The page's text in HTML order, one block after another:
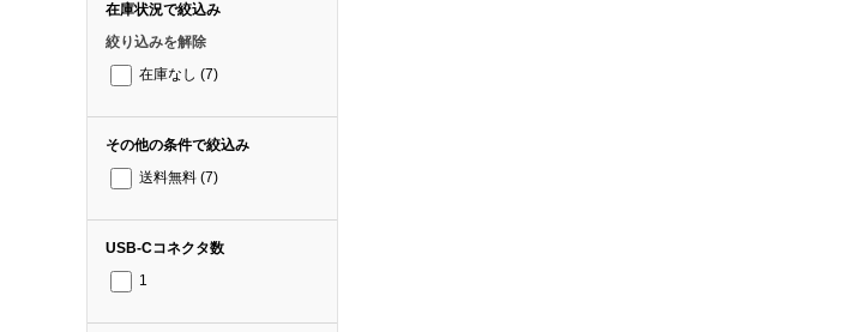
在庫状況で絞込み
絞り込みを解除
在庫なし (7)
その他の条件で絞込み
送料無料 (7)
USB-Cコネクタ数
1